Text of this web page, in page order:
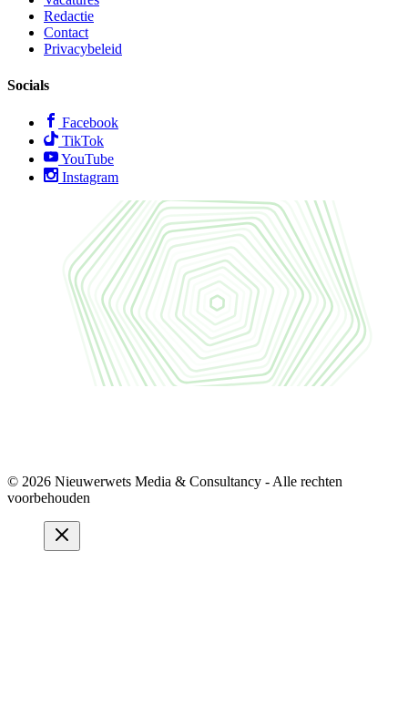
Redactie
Contact
Privacybeleid
Socials
Facebook
TikTok
YouTube
Instagram
© 2026 Nieuwerwets Media & Consultancy - Alle rechten
voorbehouden